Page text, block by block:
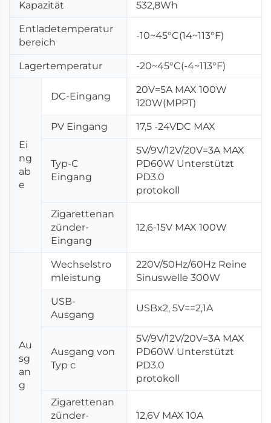
Kapazität 532,8Wh
Entladetemperatur
bereich
-10~45°C(14~113°F)
Lagertemperatur -20~45°C(-4~113°F)
Ei
ng
ab
e
DC-Eingang
20V=5A MAX 100W
120W(MPPT)
PV Eingang 17,5 -24VDC MAX
Typ-C
Eingang
5V/9V/12V/20V=3A MAX
PD60W Unterstützt
PD3.0
protokoll
Zigarettenan
zünder-
Eingang
12,6-15V MAX 100W
Au
sg
an
g
Wechselstro
mleistung
220V/50Hz/60Hz Reine
Sinuswelle 300W
USB-
Ausgang
USBx2, 5V==2,1A
Ausgang von
Typ c
5V/9V/12V/20V=3A MAX
PD60W Unterstützt
PD3.0
protokoll
Zigarettenan
zünder-
12,6V MAX 10A